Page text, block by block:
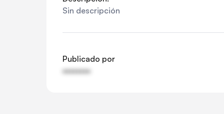
Sin descripción
Publicado por
••••••••